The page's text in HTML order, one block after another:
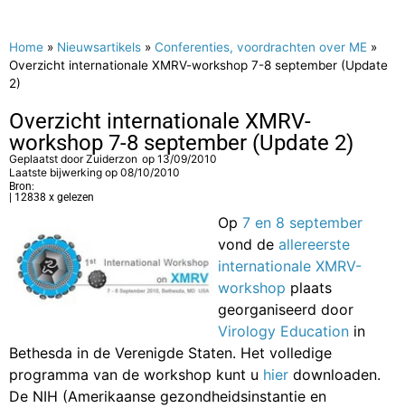
Home » Nieuwsartikels » Conferenties, voordrachten over ME »
Overzicht internationale XMRV-workshop 7-8 september (Update
2)
Overzicht internationale XMRV-
workshop 7-8 september (Update 2)
Geplaatst doorZuiderzon op 13/09/2010
Laatste bijwerking op 08/10/2010
Bron:
| 12838 x gelezen
Op 7 en 8 september
vond de allereerste
internationale XMRV-
workshop plaats
georganiseerd door
Virology Education in
Bethesda in de Verenigde Staten. Het volledige
programma van de workshop kunt u hier downloaden.
De NIH (Amerikaanse gezondheidsinstantie en